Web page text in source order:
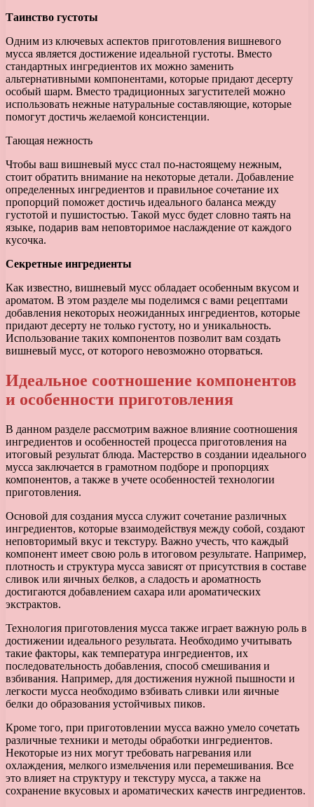
Таинство густоты
Одним из ключевых аспектов приготовления вишневого
мусса является достижение идеальной густоты. Вместо
стандартных ингредиентов их можно заменить
альтернативными компонентами, которые придают десерту
особый шарм. Вместо традиционных загустителей можно
использовать нежные натуральные составляющие, которые
помогут достичь желаемой консистенции.
Тающая нежность
Чтобы ваш вишневый мусс стал по-настоящему нежным,
стоит обратить внимание на некоторые детали. Добавление
определенных ингредиентов и правильное сочетание их
пропорций поможет достичь идеального баланса между
густотой и пушистостью. Такой мусс будет словно таять на
языке, подарив вам неповторимое наслаждение от каждого
кусочка.
Секретные ингредиенты
Как известно, вишневый мусс обладает особенным вкусом и
ароматом. В этом разделе мы поделимся с вами рецептами
добавления некоторых неожиданных ингредиентов, которые
придают десерту не только густоту, но и уникальность.
Использование таких компонентов позволит вам создать
вишневый мусс, от которого невозможно оторваться.
Идеальное соотношение компонентов
и особенности приготовления
В данном разделе рассмотрим важное влияние соотношения
ингредиентов и особенностей процесса приготовления на
итоговый результат блюда. Мастерство в создании идеального
мусса заключается в грамотном подборе и пропорциях
компонентов, а также в учете особенностей технологии
приготовления.
Основой для создания мусса служит сочетание различных
ингредиентов, которые взаимодействуя между собой, создают
неповторимый вкус и текстуру. Важно учесть, что каждый
компонент имеет свою роль в итоговом результате. Например,
плотность и структура мусса зависят от присутствия в составе
сливок или яичных белков, а сладость и ароматность
достигаются добавлением сахара или ароматических
экстрактов.
Технология приготовления мусса также играет важную роль в
достижении идеального результата. Необходимо учитывать
такие факторы, как температура ингредиентов, их
последовательность добавления, способ смешивания и
взбивания. Например, для достижения нужной пышности и
легкости мусса необходимо взбивать сливки или яичные
белки до образования устойчивых пиков.
Кроме того, при приготовлении мусса важно умело сочетать
различные техники и методы обработки ингредиентов.
Некоторые из них могут требовать нагревания или
охлаждения, мелкого измельчения или перемешивания. Все
это влияет на структуру и текстуру мусса, а также на
сохранение вкусовых и ароматических качеств ингредиентов.